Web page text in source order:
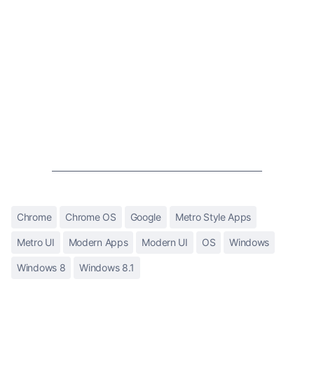
Chrome Chrome OS Google Metro Style Apps
Metro UI Modern Apps Modern UI OS Windows
Windows 8 Windows 8.1